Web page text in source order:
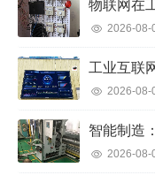
2026-08-
2026-08-
智能制造
2026-08-